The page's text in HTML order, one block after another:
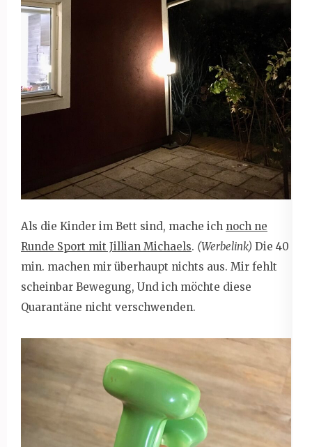
Als die Kinder im Bett sind, mache ich noch ne
Runde Sport mit Jillian Michaels. (Werbelink) Die 40
min. machen mir überhaupt nichts aus. Mir fehlt
scheinbar Bewegung, Und ich möchte diese
Quarantäne nicht verschwenden.